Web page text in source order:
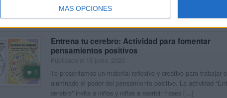
MÁS OPCIONES
SEGUIR LEYENDO
0
Entrena tu cerebro: Actividad para fomentar
pensamientos positivos
Te presentamos un material reflexivo y creativo para trabajar
alumnado el poder del pensamiento positivo. La actividad
cerebro” invita a niños y niñas a escribir frases […]